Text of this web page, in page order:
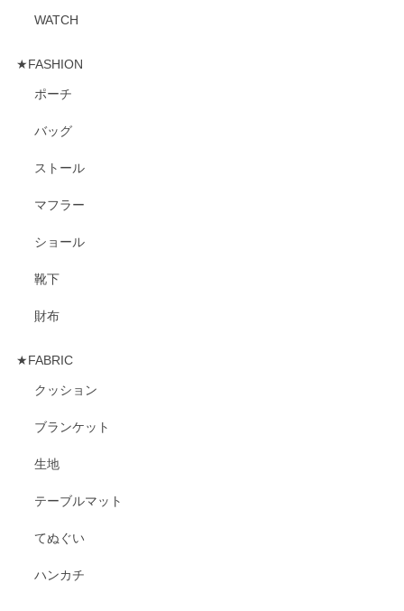
WATCH
★FASHION
ポーチ
バッグ
ストール
マフラー
ショール
靴下
財布
★FABRIC
クッション
ブランケット
生地
テーブルマット
てぬぐい
ハンカチ